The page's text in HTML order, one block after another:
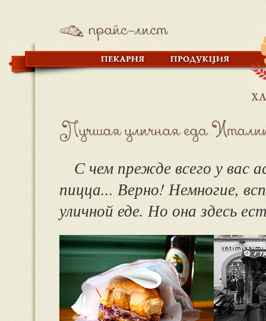
С чем прежде всего у вас
пицца... Верно! Немногие,
уличной еде. Но она здесь